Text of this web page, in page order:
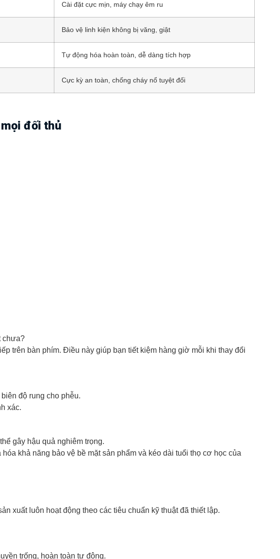
Cài đặt cực mịn, máy chạy êm ru
Bảo vệ linh kiện không bị văng, giật
Tự động hóa hoàn toàn, dễ dàng tích hợp
Cực kỳ an toàn, chống cháy nổ tuyệt đối
đối thủ
chưa?
trên bàn phím. Điều này giúp bạn tiết kiệm hàng giờ mỗi khi thay đổi
độ rung cho phễu.
xác.
gây hậu quả nghiêm trọng.
khả năng bảo vệ bề mặt sản phẩm và kéo dài tuổi thọ cơ học của
xuất luôn hoạt động theo các tiêu chuẩn kỹ thuật đã thiết lập.
trống, hoàn toàn tự động.